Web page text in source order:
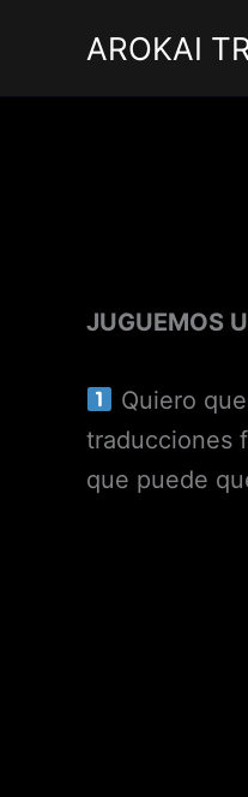
AROKAI
JUGUEMOS
Quiero
traducciones
que puede